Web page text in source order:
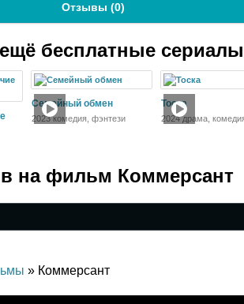
Отзывы (0)
бесплатные
Семейный обмен
2023 комедия, фэнтези
Тоска
2024 драма,
на фильм Коммерсант
» Коммерсант